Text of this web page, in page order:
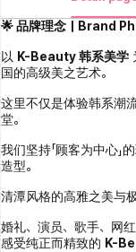
🌟 品牌理念｜Brand
以 K-Beauty 韩系美学
国的高级美之艺术。
这里不仅是体验韩系潮
堂。
我们坚持「顾客为中心
造型。
清潭风格的高雅之美与
婚礼、演员、歌手、网
感受纯正而精致的 K-